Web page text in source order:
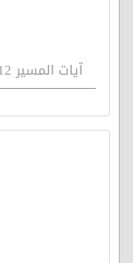
آيات المسير 12